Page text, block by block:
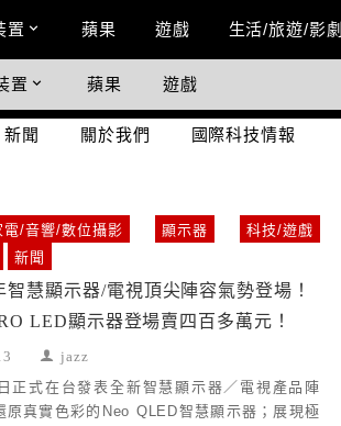
置 蘋果 遊戲 生活/旅遊/影劇
置 蘋果 遊戲
新聞 關於我們 國際科技情報
電/音響/數位攝影 顯示器
科技/遊戲
新聞
智慧顯示器/電視頂尖陣容氣勢登場！
LED顯示器登場賣四百多萬元！
jazz
正式在台發表全新智慧顯示器／電視產品陣
原真實色彩的Neo QLED智慧顯示器；展現極